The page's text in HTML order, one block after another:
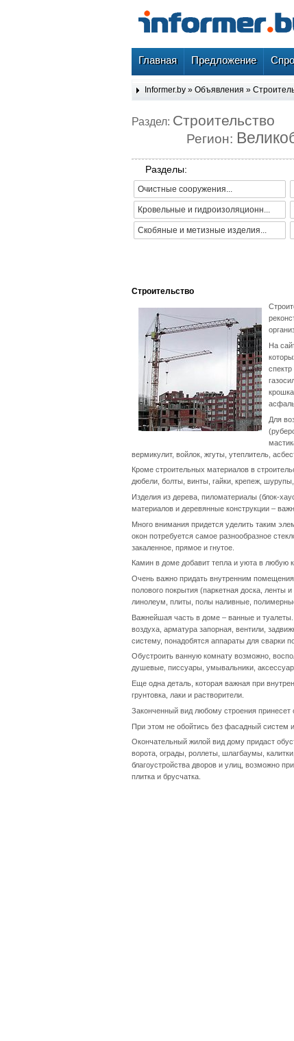
Главная Предложение
Informer.by » Объявления »
Раздел: Строительство
Регион:
Разделы:
Очистные сооружения...
Кровельные и гидроизоляционн...
Скобяные и метизные изделия...
Строительство
На
Для
вермикулит, войлок, жгуты, утеплитель,
Кроме строительных материалов в
дюбели, болты, винты, гайки, крепеж,
Изделия из дерева, пиломатериалы (блок-
материалов и деревянные конструкции –
Много внимания придется уделить таким
окон потребуется самое разнообразное
закаленное, прямое и гнутое.
Камин в доме добавит тепла и уюта в любую
Очень важно придать внутренним
полового покрытия (паркетная доска, ленты
линолеум, плиты, полы наливные,
Важнейшая часть в доме – ванные и
воздуха, арматура запорная, вентили,
систему, понадобятся аппараты для сварки
Обустроить ванную комнату возможно,
душевые, писсуары, умывальники,
Еще одна деталь, которая важная при
грунтовка, лаки и растворители.
Законченный вид любому строения принесет
При этом не обойтись без фасадный систем
Окончательный жилой вид дому придаст
ворота, ограды, роллеты, шлагбаумы,
благоустройства дворов и улиц, возможно
плитка и брусчатка.